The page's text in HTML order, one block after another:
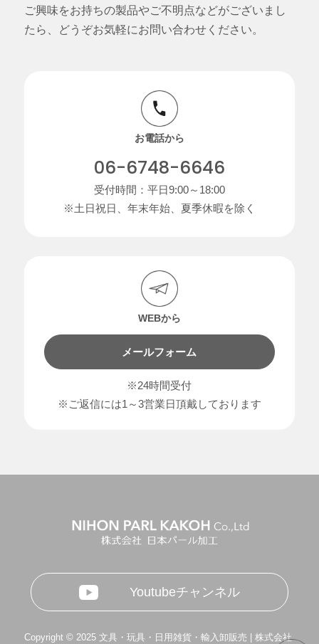
ご興味をお持ちの製品やご不明点などがございまし
たら、どうぞお気軽にお問い合わせください。
お電話から
06-6748-6646
受付時間：平日9:00～18:00
※土日祝日、年末年始、夏季休暇を除く
WEBから
メールフォーム
※24時間受付
※ご返信には1～3営業日頂戴しております
Youtubeチャンネル
Copyright © 2025 文具・玩具・日用雑貨・輸入卸販売 | 株式会社